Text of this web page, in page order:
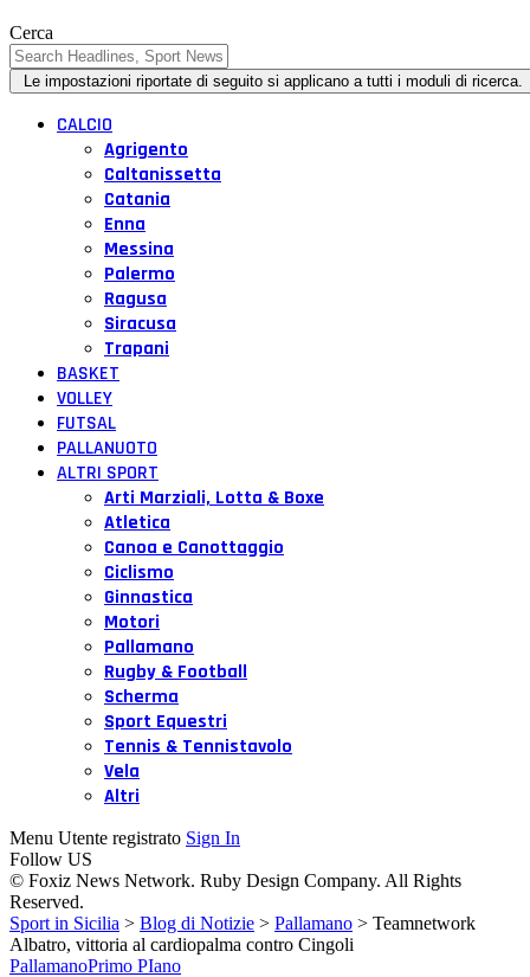
Cerca
CALCIO
Agrigento
Caltanissetta
Catania
Enna
Messina
Palermo
Ragusa
Siracusa
Trapani
BASKET
VOLLEY
FUTSAL
PALLANUOTO
ALTRI SPORT
Arti Marziali, Lotta & Boxe
Atletica
Canoa e Canottaggio
Ciclismo
Ginnastica
Motori
Pallamano
Rugby & Football
Scherma
Sport Equestri
Tennis & Tennistavolo
Vela
Altri
Menu Utente registrato Sign In
Follow US
© Foxiz News Network. Ruby Design Company. All Rights
Reserved.
Sport in Sicilia > Blog di Notizie > Pallamano > Teamnetwork
Albatro, vittoria al cardiopalma contro Cingoli
PallamanoPrimo PIano